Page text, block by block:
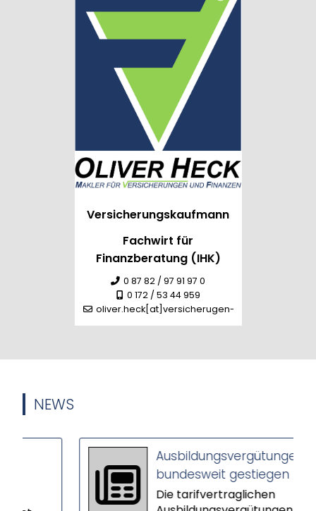
Versicherungskaufmann
Fachwirt für
Finanzberatung (IHK)
0 87 82 / 97 91 97 0
0 172 / 53 44 959
oliver.heck[at]versicherugen-heck.de
NEWS
Ausbildungsvergütungen
bundesweit gestiegen
Die tarifvertraglichen